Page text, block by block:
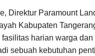
Direktur Paramount
Kabupaten
harian warga
sebuah kebutuhan